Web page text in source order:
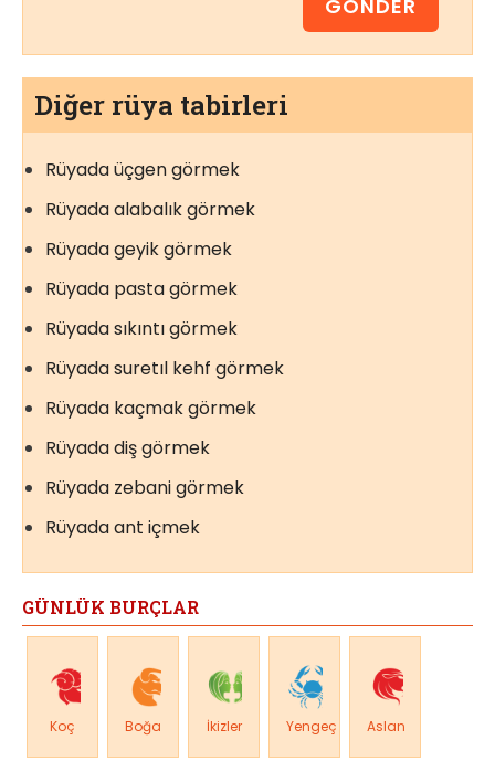
Diğer rüya tabirleri
Rüyada üçgen görmek
Rüyada alabalık görmek
Rüyada geyik görmek
Rüyada pasta görmek
Rüyada sıkıntı görmek
Rüyada suretıl kehf görmek
Rüyada kaçmak görmek
Rüyada diş görmek
Rüyada zebani görmek
Rüyada ant içmek
GÜNLÜK BURÇLAR
Koç Boğa İkizler Yengeç Aslan